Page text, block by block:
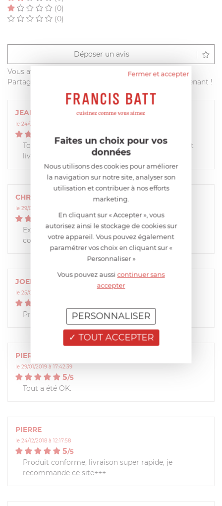
(0)
(0)
Déposer un avis
Vous avez acheté ce produit sur francisbatt.com ?
Partagez votre avis avec les autres clients dès maintenant !
JEAN MICHEL
le 24/02/2023 à 10:06:49
5/
Tout est OK, produit conforme à la commande et
livraison rapide
CHRISTINE
le 29/05/2019 à 10:09:11
5 /5
Excellent produit, pièce de rechange tout à fait
conforme.
JOEL
le 25/04/2019 à 16:26:00
Produit conforme à la commande.
PIERRE
le 29/01/2019 à 17:42:39
5/5
Tout a été OK.
PIERRE
le 24/12/2018 à 12:17:58
5/5
Produit conforme, livraison super rapide, je
recommande ce site+++
Fermer et accepter
Faites un choix pour vos
données
Nous utilisons des cookies pour améliorer
la navigation sur notre site, analyser son
utilisation et contribuer à nos efforts
marketing.
En cliquant sur « Accepter », vous
autorisez ainsi le stockage de cookies sur
votre appareil. Vous pouvez également
paramétrer vos choix en cliquant sur «
Personnaliser »
Vous pouvez aussicontinuer sans
accepter
TOUT ACCEPTER
PERSONNALISER